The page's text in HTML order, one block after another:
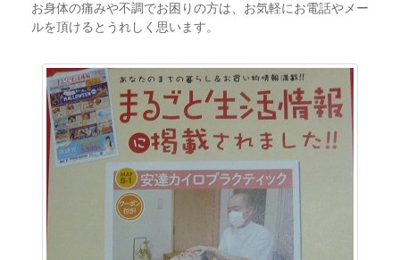
お身体の痛みや不調でお困りの方は、お気軽にお電話やメー
ルを頂けるとうれしく思います。